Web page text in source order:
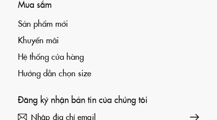
Mua sắm
Sản phẩm mới
Khuyến mãi
Hệ thống cửa hàng
Hướng dẫn chọn size
Đăng ký nhận bản tin của chúng tôi
Đăng ký